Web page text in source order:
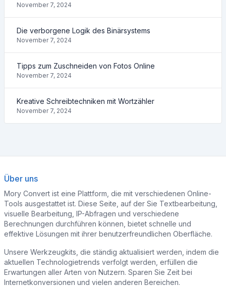
November 7, 2024
Die verborgene Logik des Binärsystems
November 7, 2024
Tipps zum Zuschneiden von Fotos Online
November 7, 2024
Kreative Schreibtechniken mit Wortzähler
November 7, 2024
Über uns
Mory Convert ist eine Plattform, die mit verschiedenen Online-
Tools ausgestattet ist. Diese Seite, auf der Sie Textbearbeitung,
visuelle Bearbeitung, IP-Abfragen und verschiedene
Berechnungen durchführen können, bietet schnelle und
effektive Lösungen mit ihrer benutzerfreundlichen Oberfläche.
Unsere Werkzeugkits, die ständig aktualisiert werden, indem die
aktuellen Technologietrends verfolgt werden, erfüllen die
Erwartungen aller Arten von Nutzern. Sparen Sie Zeit bei
Internetkonversionen und vielen anderen Bereichen.